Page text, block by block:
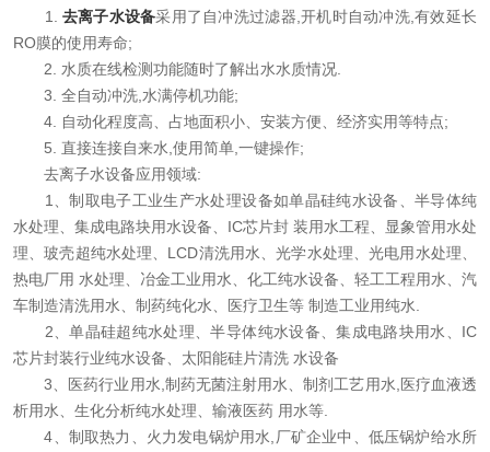
1. 去离子水设备采用了自冲洗过滤器,开机时自动冲洗,有效延长
RO膜的使用寿命;
2. 水质在线检测功能随时了解出水水质情况.
3. 全自动冲洗,水满停机功能;
4. 自动化程度高、占地面积小、安装方便、经济实用等特点;
5. 直接连接自来水,使用简单,一键操作;
去离子水设备应用领域:
1、制取电子工业生产水处理设备如单晶硅纯水设备、半导体纯
水处理、集成电路块用水设备、IC芯片封 装用水工程、显象管用水处
理、玻壳超纯水处理、LCD清洗用水、光学水处理、光电用水处理、
热电厂用 水处理、冶金工业用水、化工纯水设备、轻工工程用水、汽
车制造清洗用水、制药纯化水、医疗卫生等 制造工业用纯水.
2、单晶硅超纯水处理、半导体纯水设备、集成电路块用水、IC
芯片封装行业纯水设备、太阳能硅片清洗 水设备
3、医药行业用水,制药无菌注射用水、制剂工艺用水,医疗血液透
析用水、生化分析纯水处理、输液医药 用水等.
4、制取热力、火力发电锅炉用水,厂矿企业中、低压锅炉给水所